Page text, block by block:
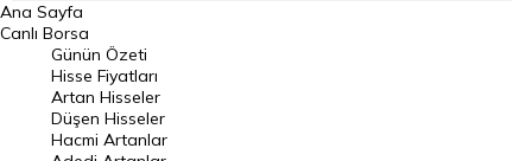
Geçmiş Kapanışlar
Raporlar
DÖVİZ
Ana Sayfa
Canlı Borsa
Günün Özeti
Hisse Fiyatları
Artan Hisseler
Düşen Hisseler
Hacmi Artanlar